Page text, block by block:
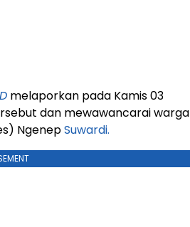
melaporkan pada Kamis 03
dan mewawancarai warga
NgenepSuwardi.